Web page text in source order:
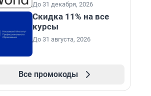
До 31 декабря, 2026
Скидка 11% на все
курсы
До 31 августа, 2026
Все промокоды